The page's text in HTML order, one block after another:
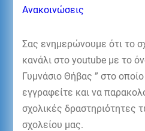
Ανακοινώσεις
Σας ενημερώνουμε ότι το
κανάλι στο youtube με το
Γυμνάσιο Θήβας ” στο
εγγραφείτε και να
σχολικές δραστηριότητες
σχολείου μας.